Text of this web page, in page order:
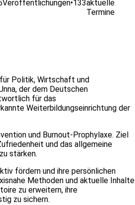
Veröffentlichungen•133aktuelle
Termine
Politik, Wirtschaft und
der dem Deutschen
für das
Weiterbildungseinrichtung der
und Burnout-Prophylaxe. Ziel
und das allgemeine
stärken.
fördern und ihre persönlichen
Methoden und aktuelle Inhalte
zu erweitern, ihre
zu sichern.